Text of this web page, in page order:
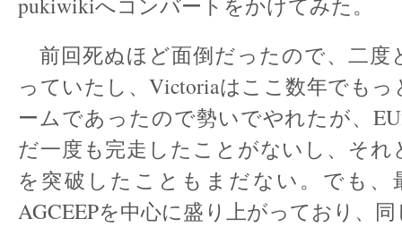
pukiwikiへコンバートをかけてみた。
前回死ぬほど面倒だったので、二度
っていたし、Victoriaはここ数年でも
ームであったので勢いでやれたが、
だ一度も完走したことがないし、それ
を突破したこともまだない。でも、
AGCEEPを中心に盛り上がっており、